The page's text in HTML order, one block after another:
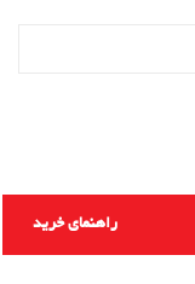
راهنمای خرید